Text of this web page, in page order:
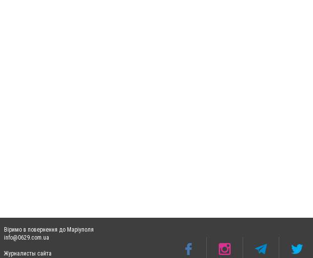
Віримо в повернення до Маріуполя
info@0629.com.ua
Журналисты сайта